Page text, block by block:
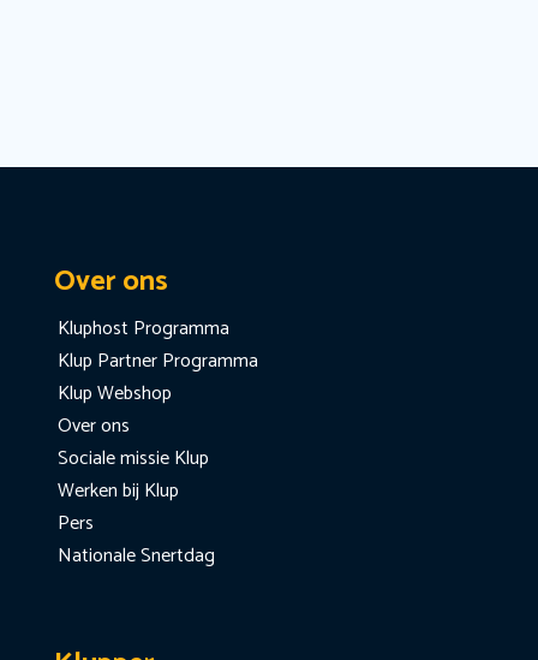
Over ons
Kluphost Programma
Klup Partner Programma
Klup Webshop
Over ons
Sociale missie Klup
Werken bij Klup
Pers
Nationale Snertdag